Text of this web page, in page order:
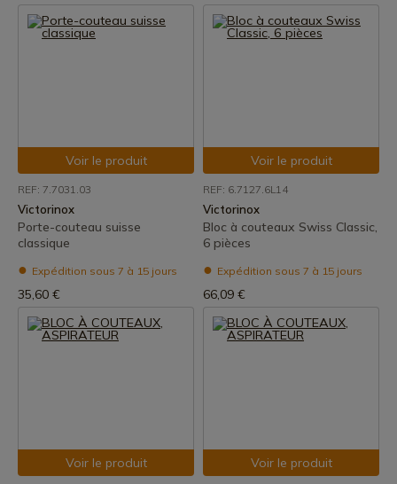
Voir le produit
REF: 7.7031.03
Victorinox
Porte-couteau suisse
classique
Expédition sous 7 à 15 jours
35,60 €
Voir le produit
REF: 6.7127.6L14
Victorinox
Bloc à couteaux Swiss Classic,
6 pièces
Expédition sous 7 à 15 jours
66,09 €
Voir le produit Voir le produit